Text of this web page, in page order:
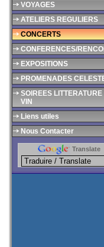
VOYAGES
ATELIERS REGULIERS
CONCERTS
CONFERENCES/
EXPOSITIONS
PROMENADES
SOIREES LITTERATURE
VIN
Liens utiles
Nous Contacter
Translate